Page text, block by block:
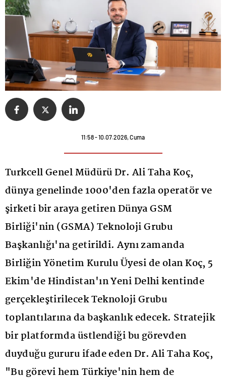
11:58 - 10.07.2026, Cuma
Turkcell Genel Müdürü Dr. Ali Taha Koç,
dünya genelinde 1000'den fazla operatör ve
şirketi bir araya getiren Dünya GSM
Birliği'nin (GSMA) Teknoloji Grubu
Başkanlığı'na getirildi. Aynı zamanda
Birliğin Yönetim Kurulu Üyesi de olan Koç, 5
Ekim'de Hindistan'ın Yeni Delhi kentinde
gerçekleştirilecek Teknoloji Grubu
toplantılarına da başkanlık edecek. Stratejik
bir platformda üstlendiği bu görevden
duyduğu gururu ifade eden Dr. Ali Taha Koç,
"Bu görevi hem Türkiye'nin hem de